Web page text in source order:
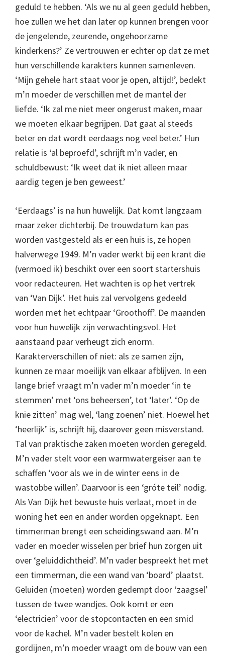
geduld te hebben. ‘Als we nu al geen geduld hebben,
hoe zullen we het dan later op kunnen brengen voor
de jengelende, zeurende, ongehoorzame
kinderkens?’ Ze vertrouwen er echter op dat ze met
hun verschillende karakters kunnen samenleven.
‘Mijn gehele hart staat voor je open, altijd!’, bedekt
m’n moeder de verschillen met de mantel der
liefde. ‘Ik zal me niet meer ongerust maken, maar
we moeten elkaar begrijpen. Dat gaat al steeds
beter en dat wordt eerdaags nog veel beter.’ Hun
relatie is ‘al beproefd’, schrijft m’n vader, en
schuldbewust: ‘Ik weet dat ik niet alleen maar
aardig tegen je ben geweest.’
‘Eerdaags’ is na hun huwelijk. Dat komt langzaam
maar zeker dichterbij. De trouwdatum kan pas
worden vastgesteld als er een huis is, ze hopen
halverwege 1949. M’n vader werkt bij een krant die
(vermoed ik) beschikt over een soort startershuis
voor redacteuren. Het wachten is op het vertrek
van ‘Van Dijk’. Het huis zal vervolgens gedeeld
worden met het echtpaar ‘Groothoff’. De maanden
voor hun huwelijk zijn verwachtingsvol. Het
aanstaand paar verheugt zich enorm.
Karakterverschillen of niet: als ze samen zijn,
kunnen ze maar moeilijk van elkaar afblijven. In een
lange brief vraagt m’n vader m’n moeder ‘in te
stemmen’ met ‘ons beheersen’, tot ‘later’. ‘Op de
knie zitten’ mag wel, ‘lang zoenen’ niet. Hoewel het
‘heerlijk’ is, schrijft hij, daarover geen misverstand.
Tal van praktische zaken moeten worden geregeld.
M’n vader stelt voor een warmwatergeiser aan te
schaffen ‘voor als we in de winter eens in de
wastobbe willen’. Daarvoor is een ‘gróte teil’ nodig.
Als Van Dijk het bewuste huis verlaat, moet in de
woning het een en ander worden opgeknapt. Een
timmerman brengt een scheidingswand aan. M’n
vader en moeder wisselen per brief hun zorgen uit
over ‘geluiddichtheid’. M’n vader bespreekt het met
een timmerman, die een wand van ‘board’ plaatst.
Geluiden (moeten) worden gedempt door ‘zaagsel’
tussen de twee wandjes. Ook komt er een
‘electricien’ voor de stopcontacten en een smid
voor de kachel. M’n vader bestelt kolen en
gordijnen, m’n moeder vraagt om de bouw van een